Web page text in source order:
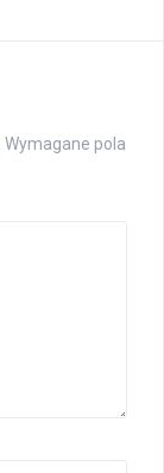
Wymagane pola